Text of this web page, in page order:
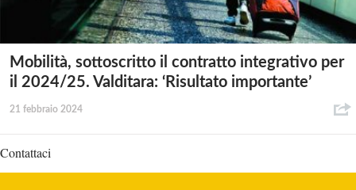
Mobilità, sottoscritto il contratto integrativo per
il 2024/25. Valditara: ‘Risultato importante’
21 febbraio 2024
Contattaci